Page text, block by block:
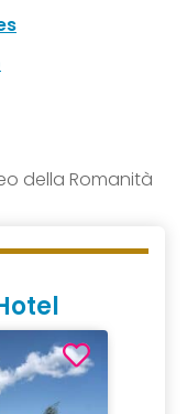
della Romanità